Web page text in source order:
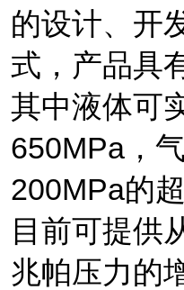
的设计、开
式，产品具
其中液体可
650MPa ，
200MPa的
目前可提供
兆帕压力的